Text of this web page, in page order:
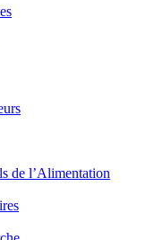
de l’Alimentation